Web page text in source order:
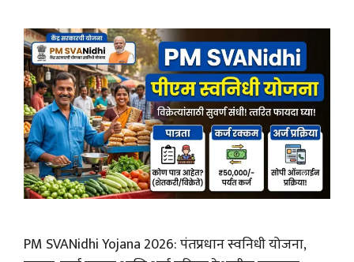
PM SVANidhi Yojana 2026: पंतप्रधान स्वनिधी योजना,